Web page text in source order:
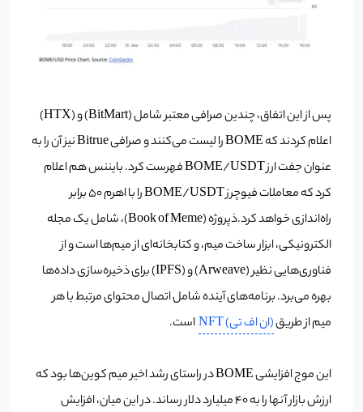
پس از این اتفاق، چندین صرافی معتبر شامل (BitMart) و (HTX)
اعلام کردند که BOME را لیست می‌کنند و صرافی Bitrue نیز آن را به
عنوان جفت ارز BOME/USDT فهرست کرد. بایننس هم اعلام
کرد که معاملات فیوچرز BOME/USDT را با اهرم ۵۰ برابر
راه‌اندازی خواهد کرد.ذپروژه (Book of Meme)، شامل یک مجله
الکترونیکی، ابزار ساخت میم، و کتابخانه‌ای از میم‌ها است و از
فناوری‌هایی نظیر (Arweave) و (IPFS) برای ذخیره‌سازی داده‌ها
بهره می‌برد. برنامه‌های آینده شامل اتصال محتوای مرتبط با هر
میم از طریق(ان اف تی) NFT است.
این موج افزایشی BOME در راستای رشد اخیر میم کوین‌ها بود که
ارزش بازار آنها را به ۴۰ میلیارد دلار رساند. در این میان، افزایش